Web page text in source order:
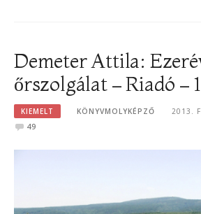
Demeter Attila:
őrszolgálat – Riadó –
KIEMELT KÖNYVMOLYKÉPZŐ
2013.
49